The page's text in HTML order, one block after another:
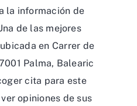
la información de
de las mejores
en Carrer de
Palma, Balearic
cita para este
ver opiniones de sus